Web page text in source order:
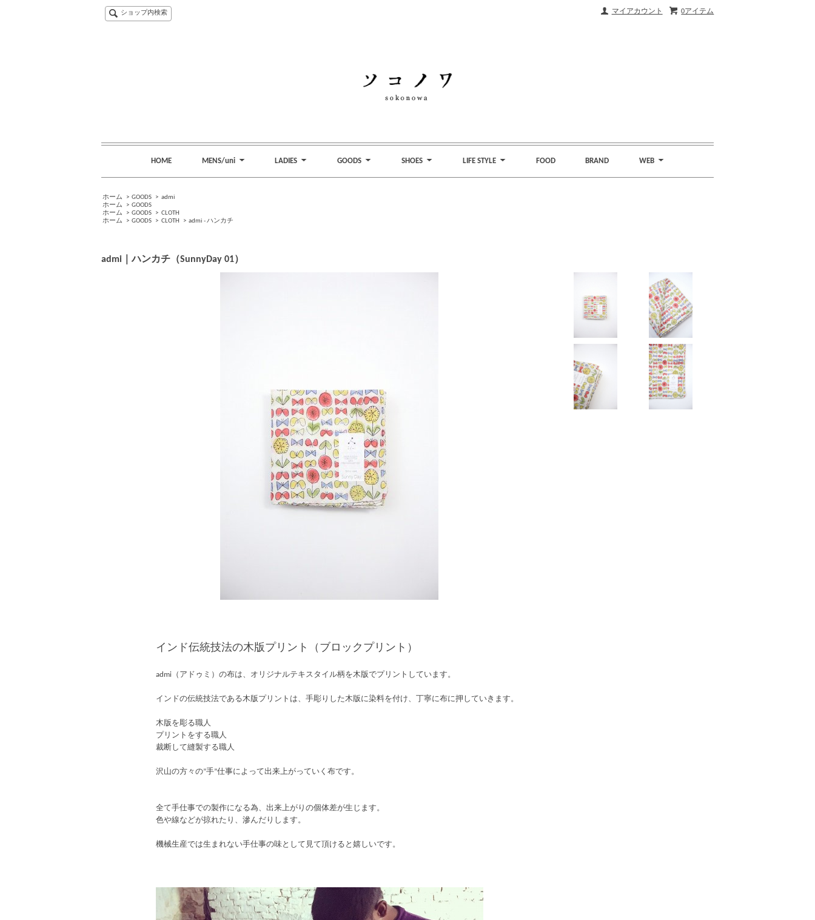
0アイテム
マイアカウント
ショップ内検索
HOME MENS/uni LADIES GOODS SHOES LIFE STYLE FOOD BRAND WEB
ホーム > GOODS > admi
ホーム
> GOODS
ホーム
> GOODS > CLOTH
ホーム
> GOODS > CLOTH > admi - ハンカチ
admi｜ハンカチ（SunnyDay 01）
インド伝統技法の木版プリント（ブロックプリント）
admi（アドゥミ）の布は、オリジナルテキスタイル柄を木版でプリントしています。
インドの伝統技法である木版プリントは、手彫りした木版に染料を付け、丁寧に布に押していきます。
木版を彫る職人
プリントをする職人
裁断して縫製する職人
沢山の方々の”手”仕事によって出来上がっていく布です。
全て手仕事での製作になる為、出来上がりの個体差が生じます。
色や線などが掠れたり、滲んだりします。
機械生産では生まれない手仕事の味として見て頂けると嬉しいです。